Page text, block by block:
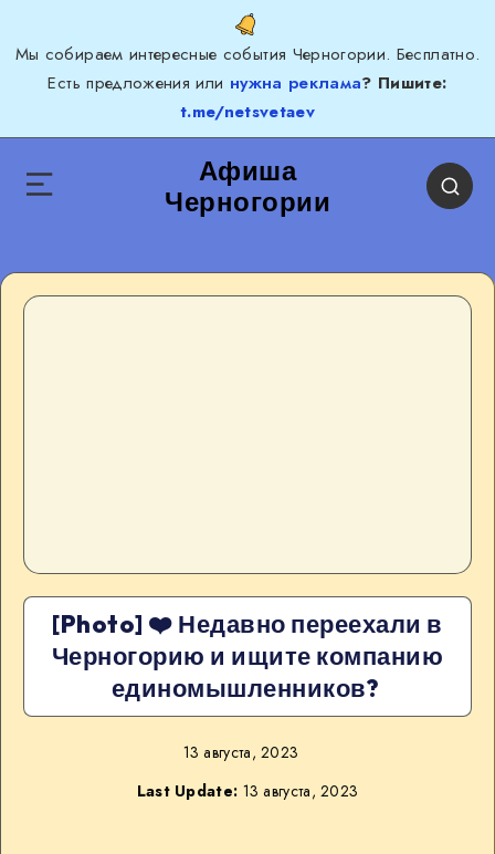
Мы собираем интересные события Черногории. Бесплатно.
Есть предложения или нужна реклама? Пишите:
t.me/netsvetaev
Афиша
Черногории
[Photo] ❤️ Недавно переехали в
Черногорию и ищите компанию
единомышленников?
13 августа, 2023
Last Update: 13 августа, 2023